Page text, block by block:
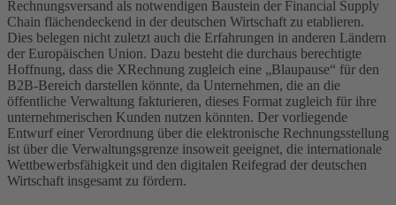
Rechnungsversand als notwendigen Baustein der Financial Supply
Chain flächendeckend in der deutschen Wirtschaft zu etablieren.
Dies belegen nicht zuletzt auch die Erfahrungen in anderen Ländern
der Europäischen Union. Dazu besteht die durchaus berechtigte
Hoffnung, dass die XRechnung zugleich eine „Blaupause“ für den
B2B-Bereich darstellen könnte, da Unternehmen, die an die
öffentliche Verwaltung fakturieren, dieses Format zugleich für ihre
unternehmerischen Kunden nutzen könnten. Der vorliegende
Entwurf einer Verordnung über die elektronische Rechnungsstellung
ist über die Verwaltungsgrenze insoweit geeignet, die internationale
Wettbewerbsfähigkeit und den digitalen Reifegrad der deutschen
Wirtschaft insgesamt zu fördern.